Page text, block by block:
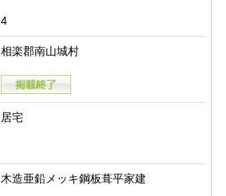
4
相楽郡南山城村
居宅
木造亜鉛メッキ鋼板葺平家建